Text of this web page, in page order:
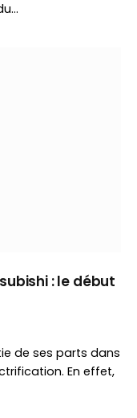
: le début
de ses parts dans
En effet,